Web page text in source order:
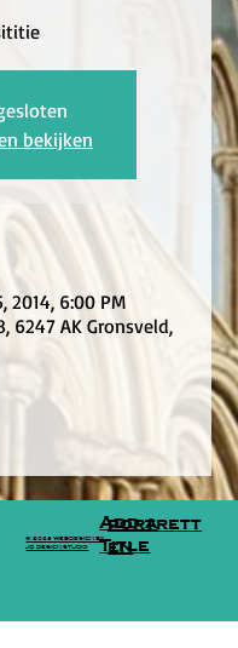
bekijken
2014, 6:00 PM
6247 AK Gronsveld,
© 2026 WEBDESIGN BY
JO DESIGN STUDIO
Add a
Title
portrett
en